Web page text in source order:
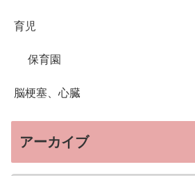
育児
保育園
脳梗塞、心臓
アーカイブ